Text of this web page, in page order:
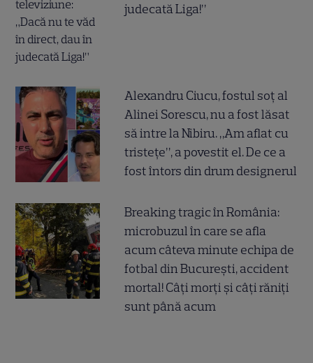
judecată Liga!”
Alexandru Ciucu, fostul soț al
Alinei Sorescu, nu a fost lăsat
să intre la Nibiru. „Am aflat cu
tristețe”, a povestit el. De ce a
fost întors din drum designerul
Breaking tragic în România:
microbuzul în care se afla
acum câteva minute echipa de
fotbal din București, accident
mortal! Câți morți și câți răniți
sunt până acum